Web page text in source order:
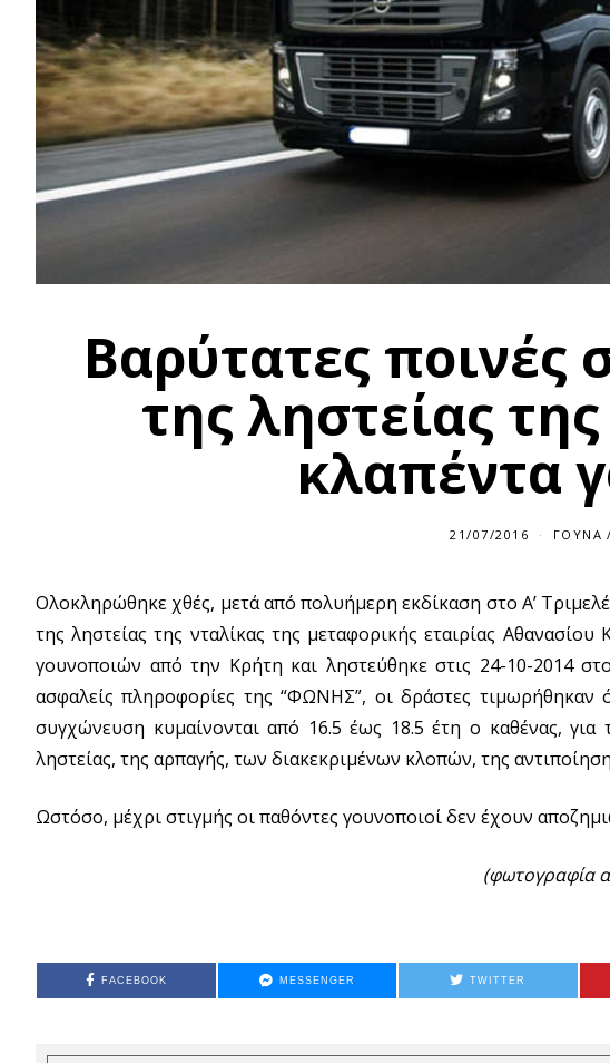
Βαρύτατες ποινές
της ληστείας
κλαπέντα
21/07/2016
7
2
1
ΓΟΎΝΑ /
Ολοκληρώθηκε χθές, μετά από πολυήμερη εκδίκαση στο Α’
της ληστείας της νταλίκας της μεταφορικής εταιρίας
γουνοποιών από την Κρήτη και ληστεύθηκε στις 24-10-2014
ασφαλείς πληροφορίες της “ΦΩΝΗΣ”, οι δράστες τιμωρήθηκαν
συγχώνευση κυμαίνονται από 16.5 έως 18.5 έτη ο καθένας,
ληστείας, της αρπαγής, των διακεκριμένων κλοπών, της
Ωστόσο, μέχρι στιγμής οι παθόντες γουνοποιοί δεν έχουν
(φωτογραφία
FACEBOOK MESSENGER TWITTER